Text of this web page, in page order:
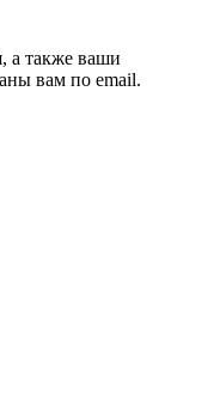
а также ваши
вам по email.